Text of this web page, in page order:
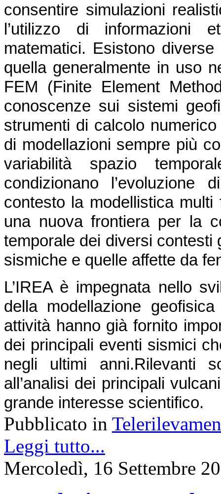
consentire simulazioni
l’utilizzo di informazioni
matematici. Esistono
quella generalmente in uso
FEM (Finite Element
conoscenze sui sistemi
strumenti di calcolo
di modellazioni sempre più
variabilità spazio
condizionano
contesto la modellistica
una nuova frontiera per la
temporale dei diversi contesti
sismiche e quelle affette da
L’IREA è impegnata nello
della modellazione
attività hanno già fornito
dei principali eventi sismici
negli ultimi anni.Rilevanti
all’analisi dei principali
grande interesse scientifico.
Pubblicato in
Leggi tutto...
Mercoledì, 16 Settembre